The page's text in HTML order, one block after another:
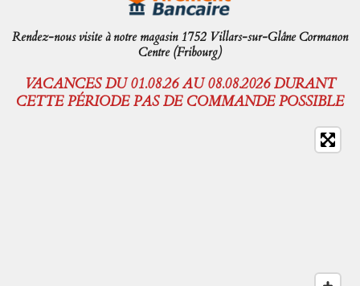
Rendez-nous visite à notre magasin 1752 Villars-sur-Glâne Cormanon
Centre (Fribourg)
VACANCES DU 01.08.26 AU 08.08.2026 DURANT
CETTE PÉRIODE PAS DE COMMANDE POSSIBLE